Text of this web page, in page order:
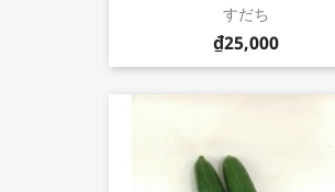
すだち
₫25,000